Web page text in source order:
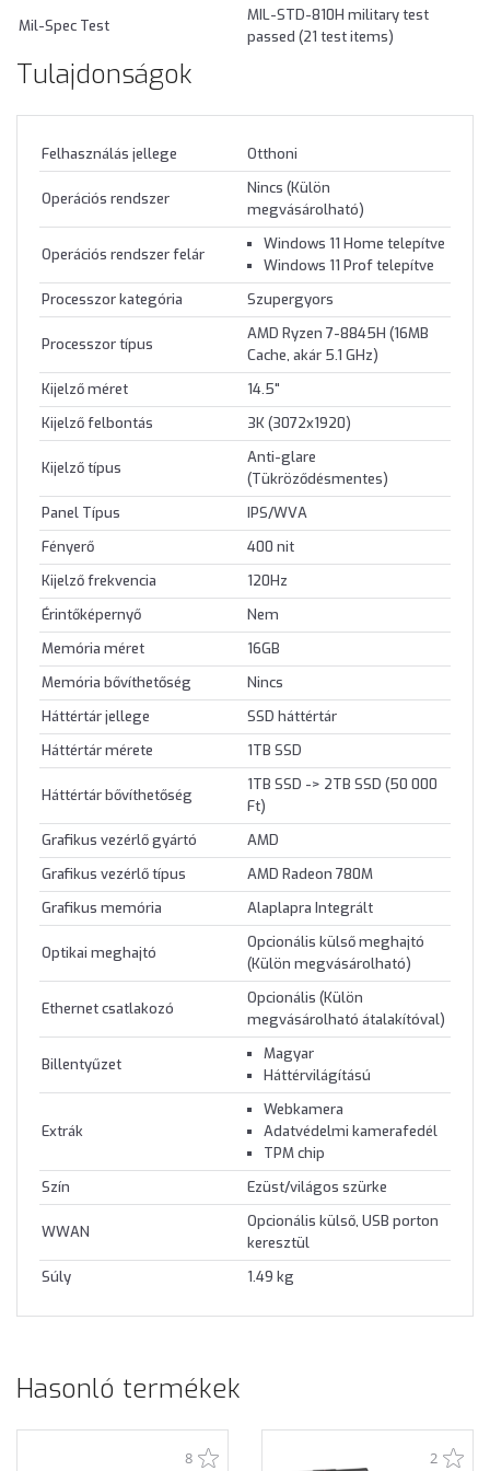
Mil-Spec Test
MIL-STD-810H military test
passed (21 test items)
Tulajdonságok
Felhasználás jellege Otthoni
Operációs rendszer
Nincs (Külön
megvásárolható)
Operációs rendszer felár
Windows 11 Home telepítve
Windows 11 Prof telepítve
Processzor kategória
Szupergyors
Processzor típus
AMD Ryzen 7-8845H (16MB
Cache, akár 5.1 GHz)
Kijelző méret
14.5"
Kijelző felbontás
3K (3072x1920)
Kijelző típus
Anti-glare
(Tükröződésmentes)
Panel Típus
IPS/WVA
Fényerő
400 nit
Kijelző frekvencia
120Hz
Érintőképernyő
Nem
Memória méret
16GB
Memória bővíthetőség
Nincs
Háttértár jellege
SSD háttértár
Háttértár mérete
1TB SSD
Háttértár bővíthetőség
1TB SSD -> 2TB SSD (50 000
Ft)
Grafikus vezérlő gyártó
AMD
Grafikus vezérlő típus
AMD Radeon 780M
Grafikus memória
Alaplapra Integrált
Optikai meghajtó
Opcionális külső meghajtó
(Külön megvásárolható)
Ethernet csatlakozó
Opcionális (Külön
megvásárolható átalakítóval)
Billentyűzet
Magyar
Háttérvilágítású
Extrák
Webkamera
Adatvédelmi kamerafedél
TPM chip
Szín
Ezüst/világos szürke
WWAN
Opcionális külső, USB porton
keresztül
Súly
1.49 kg
Hasonló termékek
8 2